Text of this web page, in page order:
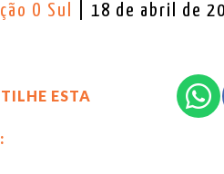
O Sul | 18 de abril de
ESTA